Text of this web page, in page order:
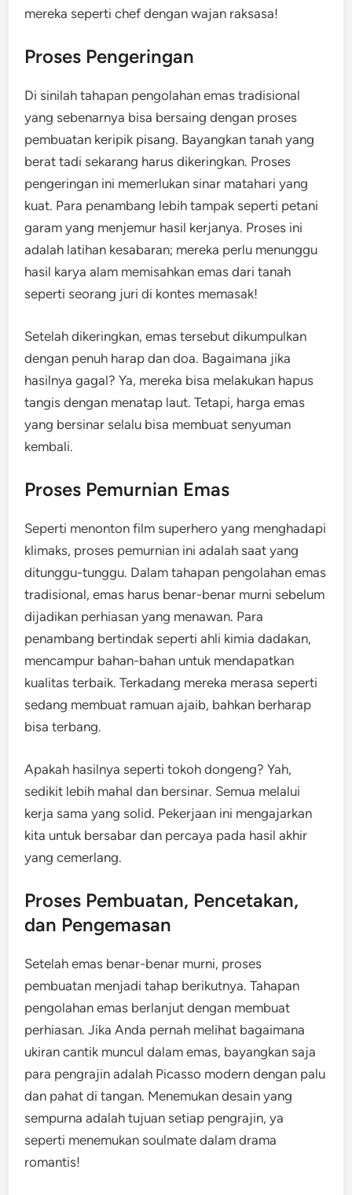
mereka seperti chef dengan wajan raksasa!
Proses Pengeringan
Di sinilah tahapan pengolahan emas tradisional
yang sebenarnya bisa bersaing dengan proses
pembuatan keripik pisang. Bayangkan tanah yang
berat tadi sekarang harus dikeringkan. Proses
pengeringan ini memerlukan sinar matahari yang
kuat. Para penambang lebih tampak seperti petani
garam yang menjemur hasil kerjanya. Proses ini
adalah latihan kesabaran; mereka perlu menunggu
hasil karya alam memisahkan emas dari tanah
seperti seorang juri di kontes memasak!
Setelah dikeringkan, emas tersebut dikumpulkan
dengan penuh harap dan doa. Bagaimana jika
hasilnya gagal? Ya, mereka bisa melakukan hapus
tangis dengan menatap laut. Tetapi, harga emas
yang bersinar selalu bisa membuat senyuman
kembali.
Proses Pemurnian Emas
Seperti menonton film superhero yang menghadapi
klimaks, proses pemurnian ini adalah saat yang
ditunggu-tunggu. Dalam tahapan pengolahan emas
tradisional, emas harus benar-benar murni sebelum
dijadikan perhiasan yang menawan. Para
penambang bertindak seperti ahli kimia dadakan,
mencampur bahan-bahan untuk mendapatkan
kualitas terbaik. Terkadang mereka merasa seperti
sedang membuat ramuan ajaib, bahkan berharap
bisa terbang.
Apakah hasilnya seperti tokoh dongeng? Yah,
sedikit lebih mahal dan bersinar. Semua melalui
kerja sama yang solid. Pekerjaan ini mengajarkan
kita untuk bersabar dan percaya pada hasil akhir
yang cemerlang.
Proses Pembuatan, Pencetakan,
dan Pengemasan
Setelah emas benar-benar murni, proses
pembuatan menjadi tahap berikutnya. Tahapan
pengolahan emas berlanjut dengan membuat
perhiasan. Jika Anda pernah melihat bagaimana
ukiran cantik muncul dalam emas, bayangkan saja
para pengrajin adalah Picasso modern dengan palu
dan pahat di tangan. Menemukan desain yang
sempurna adalah tujuan setiap pengrajin, ya
seperti menemukan soulmate dalam drama
romantis!